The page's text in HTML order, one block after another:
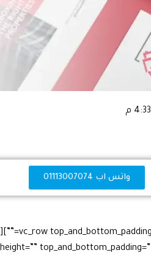
4:33 م
واتس اب 01113007074